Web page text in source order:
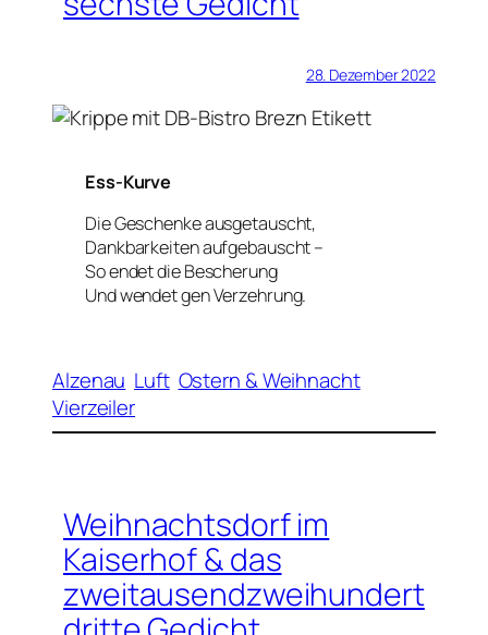
28. Dezember 2022
Ess-Kurve
Die Geschenke ausgetauscht,
Dankbarkeiten aufgebauscht –
So endet die Bescherung
Und wendet gen Verzehrung.
Alzenau Luft Ostern & Weihnacht
Vierzeiler
Weihnachtsdorf im
Kaiserhof & das
zweitausendzweihundert